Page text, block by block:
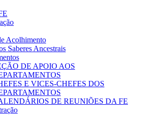
Acolhimento
Saberes Ancestrais
DE APOIO AOS
E VICES-CHEFES DOS
DE REUNIÕES DA FE